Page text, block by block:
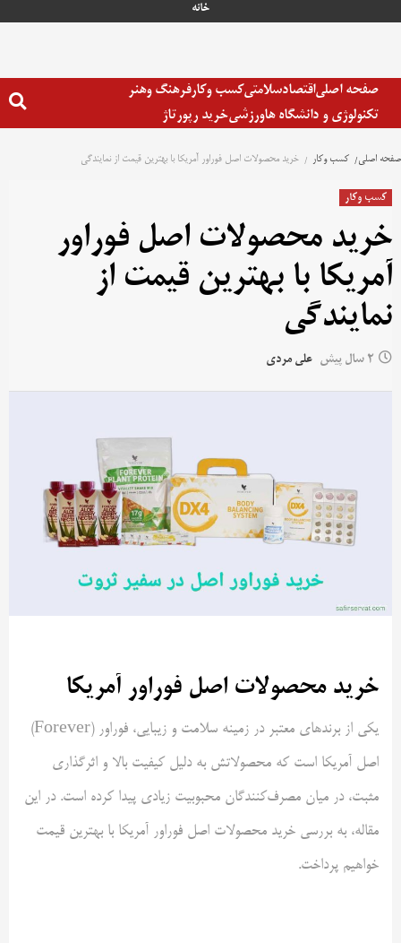
خانه
صفحه اصلیاقتصادسلامتیکسب وکارفرهنگ وهنر
تکنولوژی و دانشگاه هاورزشیخرید رپورتاژ
صفحه اصلی کسب وکار خرید محصولات اصل فوراور آمریکا با بهترین قیمت از نمایندگی
کسب وکار
خرید محصولات اصل فوراور
آمریکا با بهترین قیمت از
نمایندگی
2 سال پیش علی مردی
خرید محصولات اصل فوراور آمریکا
یکی از برندهای معتبر در زمینه سلامت و زیبایی، فوراور (Forever)
اصل آمریکا است که محصولاتش به دلیل کیفیت بالا و اثرگذاری
مثبت، در میان مصرف‌کنندگان محبوبیت زیادی پیدا کرده است. در این
مقاله، به بررسی خرید محصولات اصل فوراور آمریکا با بهترین قیمت
خواهیم پرداخت.